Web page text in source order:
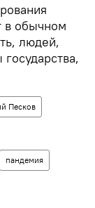
в обычном
людей,
Песков
пандемия